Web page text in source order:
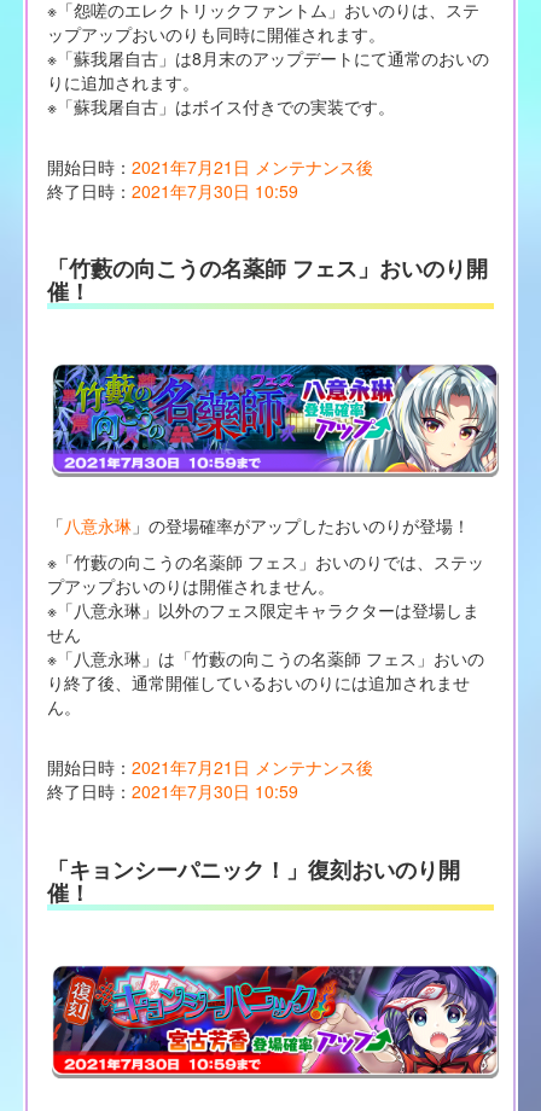
※「怨嗟のエレクトリックファントム」おいのりは、ステ
ップアップおいのりも同時に開催されます。
※「蘇我屠自古」は8月末のアップデートにて通常のおいの
りに追加されます。
※「蘇我屠自古」はボイス付きでの実装です。
開始日時： 2021年7月21日 メンテナンス後
終了日時： 2021年7月30日 10:59
「竹藪の向こうの名薬師 フェス」おいのり開
催！
「八意永琳」の登場確率がアップしたおいのりが登場！
※「竹藪の向こうの名薬師 フェス」おいのりでは、ステッ
プアップおいのりは開催されません。
※「八意永琳」以外のフェス限定キャラクターは登場しま
せん
※「八意永琳」は「竹藪の向こうの名薬師 フェス」おいの
り終了後、通常開催しているおいのりには追加されませ
ん。
開始日時： 2021年7月21日 メンテナンス後
終了日時： 2021年7月30日 10:59
「キョンシーパニック！」復刻おいのり開
催！